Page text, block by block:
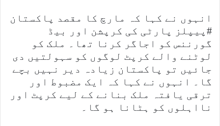
انہوں نے کہا کہ مارچ کا مقصد پاکستان
#پیپلز پارٹی کی کرپشن اور بیڈ
گورننس کو اجاگر کرنا تھا۔ ملک کو
لوٹنے والے کرپٹ لوگوں کو سہولتیں دی
جائیں تو پاکستان زیادہ دیر نہیں بچے
گا۔ انہوں نے کہا کہ ایک مضبوط اور
ترقی یافتہ ملک بنانے کے لیے کرپٹ اور
نااہلوں کو ہٹانا ہو گا۔